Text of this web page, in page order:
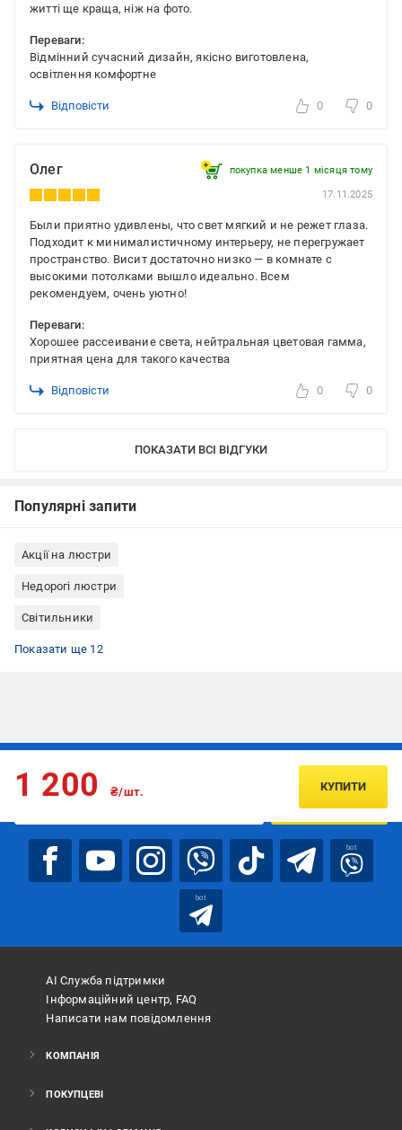
житті ще краща, ніж на фото.
Переваги:
Відмінний сучасний дизайн, якісно виготовлена,
освітлення комфортне
Відповісти 0 0
Олег покупка менше 1 місяця томy
17.11.2025
Были приятно удивлены, что свет мягкий и не режет глаза.
Подходит к минималистичному интерьеру, не перегружает
пространство. Висит достаточно низко — в комнате с
высокими потолками вышло идеально. Всем
рекомендуем, очень уютно!
Переваги:
Хорошее рассеивание света, нейтральная цветовая гамма,
приятная цена для такого качества
Відповісти 0 0
ПОКАЗАТИ ВСІ ВІДГУКИ
Популярні запити
Акції на люстри
Недорогі люстри
Світильники
Люстри: стиль мінімалізм
Люстри для вітальні (в зал)
Люстри для спальні
Люстри з монтажною планкою
Люстри Китай
Люстри цоколь E27
Люстри асиметричні
Люстри Sensio
Люстри підвісні
Люстри з металу
Люстри хромовані
Люстра з білими плафонами та підвісками
Показати ще 12
1 200 ₴/шт. КУПИТИ
Підписуйтесь, щоб дізнаватись першим про акції та пропозиції
ПІДПИСАТИСЯ
bot
bot
АІ Служба підтримки
Інформаційний центр, FAQ
Написати нам повідомлення
КОМПАНІЯ
ПОКУПЦЕВІ